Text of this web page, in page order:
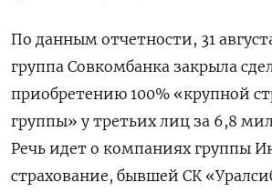
По данным отчетности, 31
группа Совкомбанка закрыла
приобретению 100% «крупной
группы» у третьих лиц за 6,8
Речь идет о компаниях группы
страхование, бывшей СК